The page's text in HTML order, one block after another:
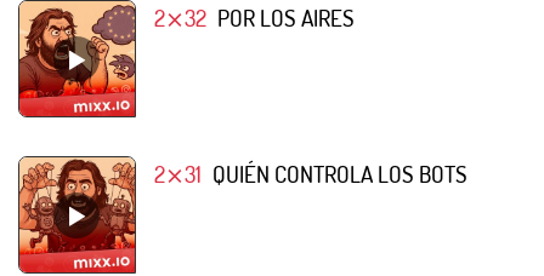
2⨯32 POR LOS AIRES
2⨯31 QUIÉN CONTROLA LOS BOTS